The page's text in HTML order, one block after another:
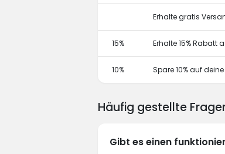
Erhalte gratis
15% Erhalte 15%
10% Spare 10% auf
Häufig gestellte
Gibt es einen